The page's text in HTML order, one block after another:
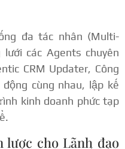
đa tác nhân (Multi-
các Agents chuyên
CRM Updater, Công
cùng nhau, lập kế
kinh doanh phức tạp
lược cho Lãnh đạo